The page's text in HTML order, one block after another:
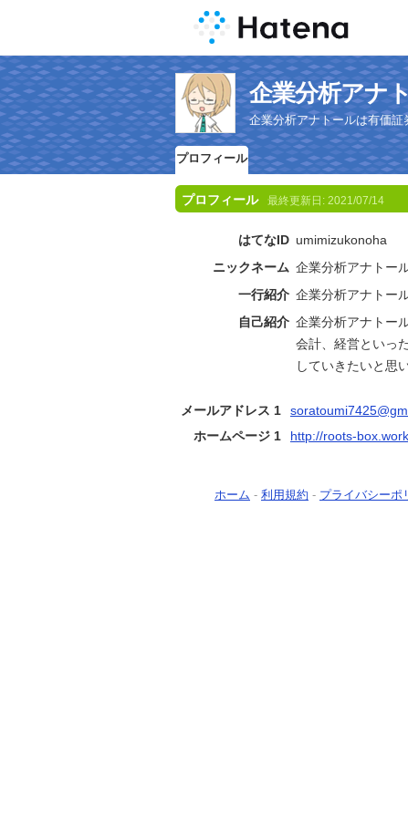
企業分析アナ
企業分析アナトールは有価
プロフィール
プロフィール 最終更新日: 2021/07/14
はてなID umimizukonoha
ニックネーム 企業分析アナトー
一行紹介 企業分析アナトー
自己紹介 企業分析アナトー
会計、経営といっ
していきたいと思
メールアドレス 1
ホームページ 1
http://roots-
ホーム - 利用規約 - プライバシーポ